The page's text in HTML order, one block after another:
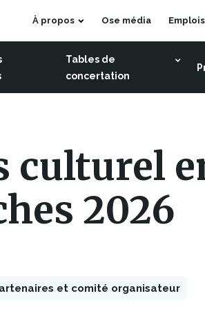
À propos Ose médiaCe
Tables de
concertation
culturel
2026
et comité organisateur